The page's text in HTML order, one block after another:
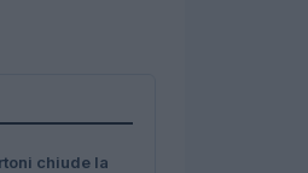
chiude la